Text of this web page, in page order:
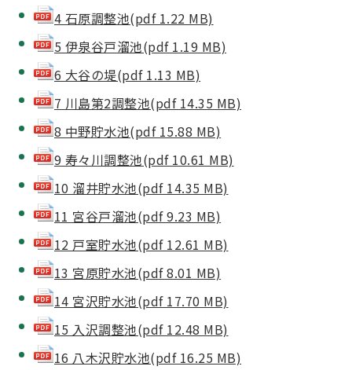
4 石原調整池(pdf 1.22 MB)
5 伊泉谷戸溜池(pdf 1.19 MB)
6 大谷の堤(pdf 1.13 MB)
7 川島第2調整池(pdf 14.35 MB)
8 中野貯水池(pdf 15.88 MB)
9 寿々川調整池(pdf 10.61 MB)
10 溜井貯水池(pdf 14.35 MB)
11 宮谷戸溜池(pdf 9.23 MB)
12 戸室貯水池(pdf 12.61 MB)
13 宮原貯水池(pdf 8.01 MB)
14 宮沢貯水池(pdf 17.70 MB)
15 入沢調整池(pdf 12.48 MB)
16 八木沢貯水池(pdf 16.25 MB)